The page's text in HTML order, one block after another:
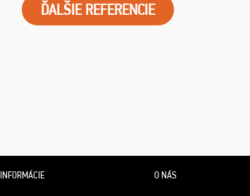
ĎALŠIE REFERENCIE
INFORMÁCIE O NÁS